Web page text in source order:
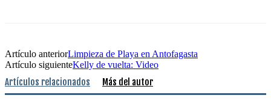
Artículo anteriorLimpieza de Playa en Antofagasta
Artículo siguienteKelly de vuelta: Video
Artículos relacionados Más del autor